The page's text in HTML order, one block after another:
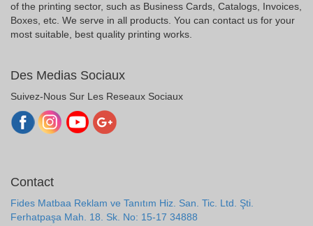
of the printing sector, such as Business Cards, Catalogs, Invoices,
Boxes, etc. We serve in all products. You can contact us for your
most suitable, best quality printing works.
Des Medias Sociaux
Suivez-Nous Sur Les Reseaux Sociaux
Contact
Fides Matbaa Reklam ve Tanıtım Hiz. San. Tic. Ltd. Şti.
Ferhatpaşa Mah. 18. Sk. No: 15-17 34888